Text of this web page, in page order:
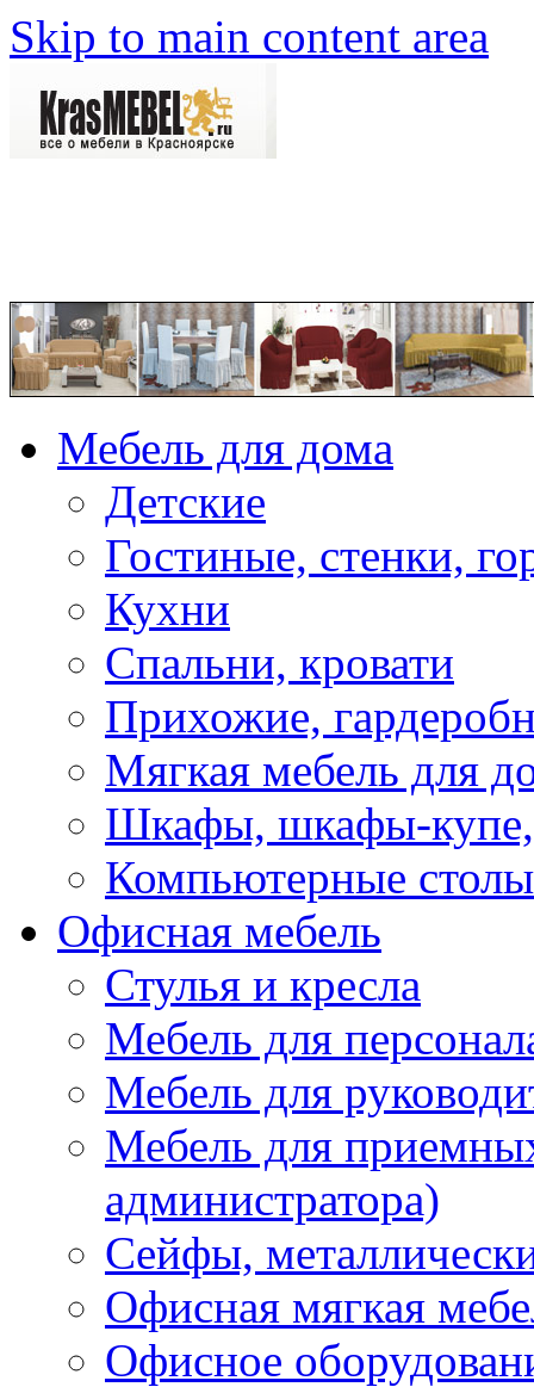
Skip to main content area
Мебель для дома
Детские
Гостиные, стенки,
Кухни
Спальни, кровати
Прихожие,
Мягкая мебель для
Шкафы, шкафы-купе,
Компьютерные столы
Офисная мебель
Стулья и кресла
Мебель для
Мебель для
Мебель для
администратора)
Сейфы,
Офисная мягкая
Офисное